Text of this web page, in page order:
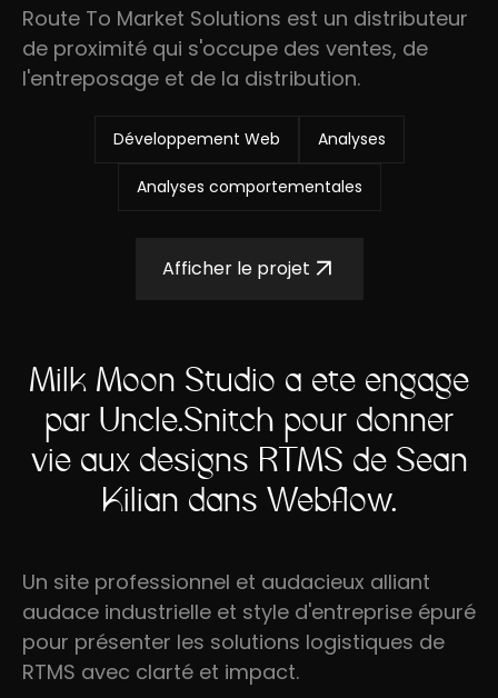
Route To Market Solutions est un distributeur
de proximité qui s'occupe des ventes, de
l'entreposage et de la distribution.
Développement Web Analyses
Analyses comportementales
Afficher le projet
Milk Moon Studio a été engagé
par Uncle.Snitch pour donner
vie aux designs RTMS de Sean
Kilian dans Webflow.
Un site professionnel et audacieux alliant
audace industrielle et style d'entreprise épuré
pour présenter les solutions logistiques de
RTMS avec clarté et impact.